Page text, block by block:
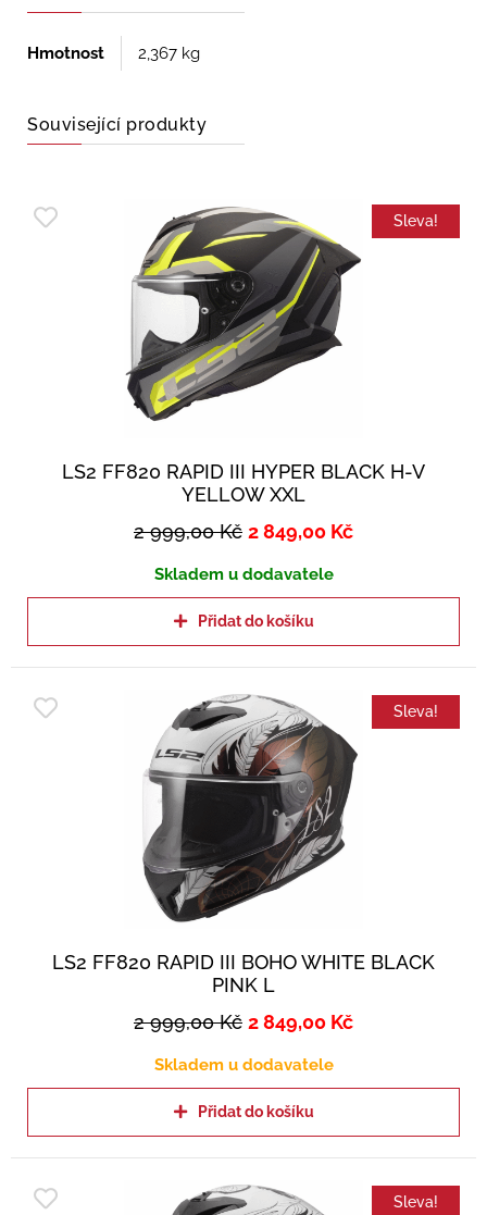
Hmotnost 2,367 kg
Související produkty
Sleva!
LS2 FF820 RAPID III HYPER BLACK H-V
YELLOW XXL
2 999,00Kč 2 849,00 Kč
Skladem u dodavatele
Přidat do košíku
Sleva!
LS2 FF820 RAPID III BOHO WHITE BLACK
PINK L
2 999,00Kč 2 849,00 Kč
Skladem u dodavatele
Přidat do košíku
Sleva!